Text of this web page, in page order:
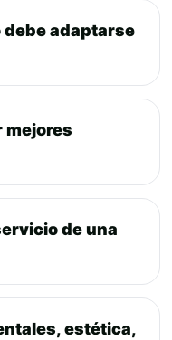
debe adaptarse
mejores
de una
estética,